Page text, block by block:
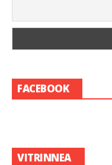
FACEBOOK
VITRINNEA